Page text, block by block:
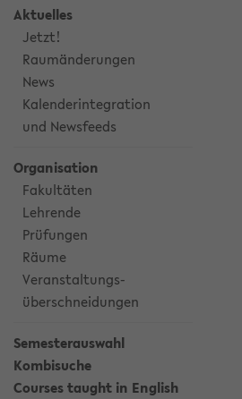
Aktuelles
Jetzt!
Raumänderungen
News
Kalenderintegration
und Newsfeeds
Organisation
Fakultäten
Lehrende
Prüfungen
Räume
Veranstaltungs-
überschneidungen
Semesterauswahl
Kombisuche
Courses taught in English